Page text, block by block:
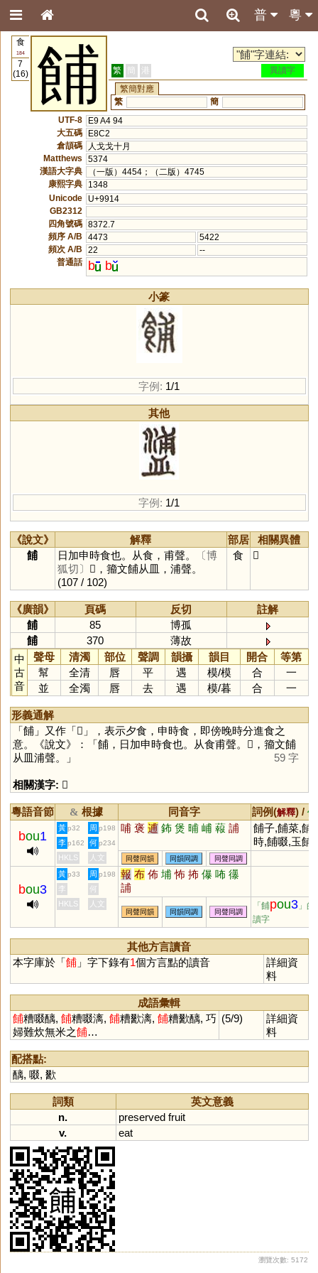
粵
普
食
184
7
(16)
餔 繁 簡 港
異讀字
繁簡對應
繁
簡
UTF-8
E9 A4 94
大五碼
E8C2
倉頡碼
人戈戈十月
Matthews
5374
漢語大字典
（一版）4454；（二版）4745
康熙字典
1348
Unicode
U+9914
GB2312
四角號碼 8372.7
頻序 A/B
4473
5422
頻次 A/B
22
--
普通話
b b
小篆
字例: 1/1
其他
字例: 1/1
《說文》 解釋 部居
相關異體
餔
日加申時食也。从食，甫聲。
〔博
狐切〕
𥂈，籀文餔从皿，浦聲。
(107 / 102)
食 𥂈
《廣韻》 頁碼 反切
註解
餔
85
博孤
餔
370
薄故
中
古
音
聲母 清濁 部位 聲調 韻攝 韻目 開合
等第
幫
全清 唇 平 遇 模/模 合
一
並
全濁 唇 去 遇 模/暮 合 一
形義通解
「餔」又作「𥂈 」，表示夕食，申時食，即傍晚時分進食之
意。《說文》：「餔，日加申時食也。从食甫聲。𥂈，籀文餔
从皿浦聲。」
59 字
相關漢字: 𥂈
粵語音節 & 根據 同音字 詞例(解釋) /
bou1
黃 p32 周 p198 哺 褒 逋 鈽 煲 晡 峬 蕔 誧
餔子,餔菜,餔
時,餔啜,玉餔
李 p162 何 p234
HKLS 人文 同聲同韻 同韻同調 同聲同調
bou3
黃 p33 周 p198 報 布 佈 埔 怖 抪 儤 咘 忁
誧
李
何
HKLS
人文
同聲同韻 同韻同調 同聲同調
「餔pou3 」的
讀字
其他方言讀音
本字庫於「餔」字下錄有1個方言點的讀音
詳細資
料
成語彙輯
餔糟啜醨, 餔糟啜漓, 餔糟歠漓, 餔糟歠醨, 巧
婦難炊無米之餔…
(5/9)
詳細資
料
配搭點:
醨, 啜, 歠
詞類
英文意義
n.
preserved fruit
v.
eat
瀏覽次數: 5172